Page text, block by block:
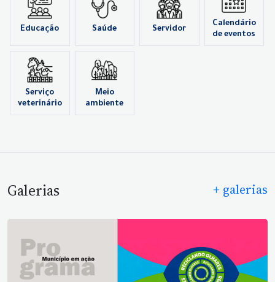
Educação Saúde Servidor
Calendário
de eventos
Serviço
veterinário
Meio
ambiente
Galerias + galerias